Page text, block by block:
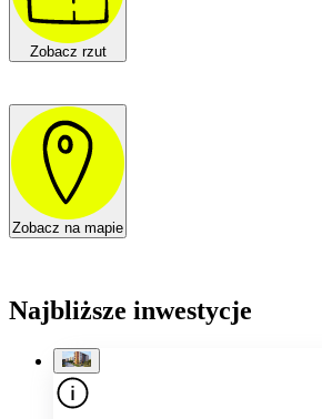
Zobacz rzut
Zobacz na mapie
Najbliższe inwestycje